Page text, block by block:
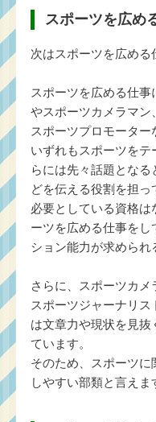
スポーツを広め
次はスポーツを広める
スポーツを広める仕事
やスポーツカメラマン
スポーツプロモーター
いずれもスポーツをテ
らには先々話題とな
どを伝える役割を担っ
必要としている資格
ーツを広める仕事を
ション能力が求められ
さらに、スポーツカメ
スポーツジャーナリ
は文章力や現状を見
ています。
そのため、スポーツ
しやすい部類と言えま